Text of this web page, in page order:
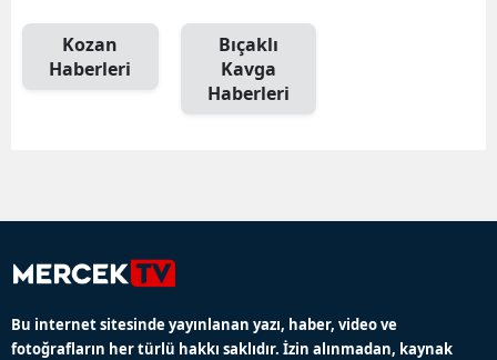
Kozan
Haberleri
Bıçaklı
Kavga
Haberleri
Bu internet sitesinde yayınlanan yazı, haber, video ve
fotoğrafların her türlü hakkı saklıdır. İzin alınmadan, kaynak